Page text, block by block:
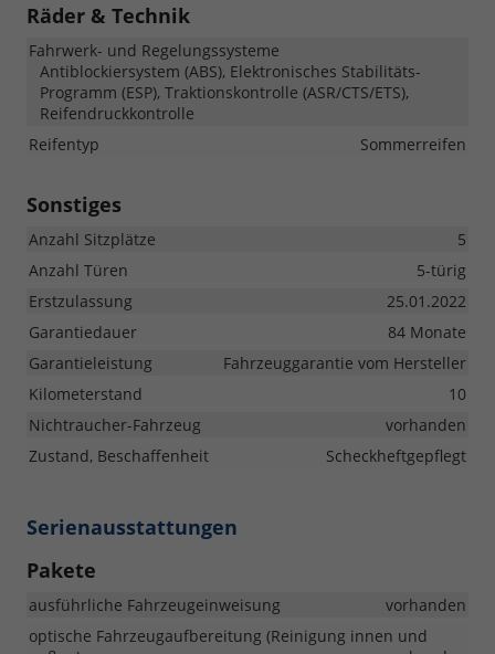
Räder & Technik
Fahrwerk- und Regelungssysteme
Antiblockiersystem (ABS), Elektronisches Stabilitäts-
Programm (ESP), Traktionskontrolle (ASR/CTS/ETS),
Reifendruckkontrolle
Reifentyp
Sommerreifen
Sonstiges
Anzahl Sitzplätze
5
Anzahl Türen
5-türig
Erstzulassung
25.01.2022
Garantiedauer
84 Monate
Garantieleistung
Fahrzeuggarantie vom Hersteller
Kilometerstand
10
Nichtraucher-Fahrzeug
vorhanden
Zustand, Beschaffenheit
Scheckheftgepflegt
Serienausstattungen
Pakete
ausführliche Fahrzeugeinweisung
vorhanden
optische Fahrzeugaufbereitung (Reinigung innen und